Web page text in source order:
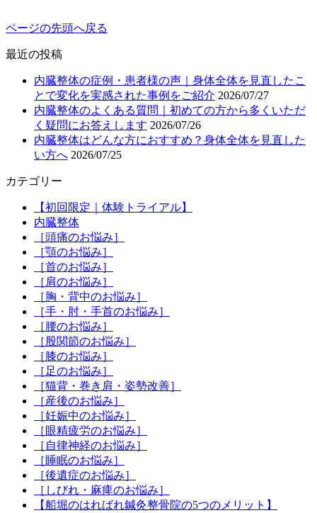
ページの先頭へ戻る
最近の投稿
内臓整体の症例・患者様の声｜身体全体を見直したこ
とで変化を実感された事例をご紹介 2026/07/27
内臓整体のよくある質問｜初めての方から多くいただ
く疑問にお答えします 2026/07/26
内臓整体はどんな方におすすめ？身体全体を見直した
い方へ 2026/07/25
カテゴリー
【初回限定｜体験トライアル】
内臓整体
［頭痛のお悩み］
［顎のお悩み］
［首のお悩み］
［肩のお悩み］
［胸・背中のお悩み］
［手・肘・手首のお悩み］
［腰のお悩み］
［股関節のお悩み］
［膝のお悩み］
［足のお悩み］
［猫背・巻き肩・姿勢改善］
［産後のお悩み］
［妊娠中のお悩み］
［眼精疲労のお悩み］
［自律神経のお悩み］
［睡眠のお悩み］
［後遺症のお悩み］
［しびれ・麻痺のお悩み］
【船堀のはればれ鍼灸整骨院の5つのメリット】